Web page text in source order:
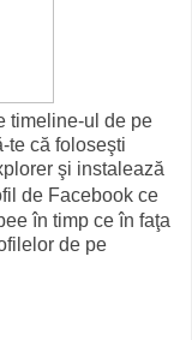
timeline-ul de pe
te că foloseşti
şi instalează
de Facebook ce
în timp ce în faţa
de pe